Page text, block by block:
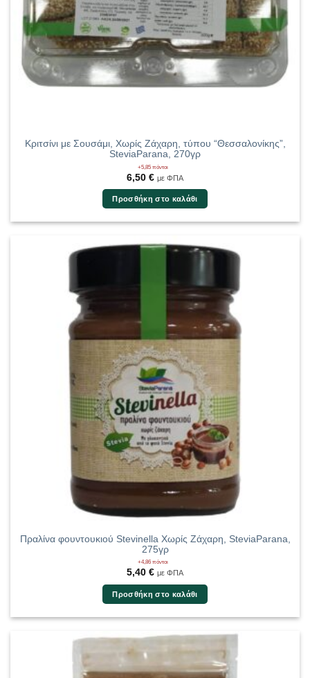
Κριτσίνι με Σουσάμι, Χωρίς Ζάχαρη, τύπου “Θεσσαλονίκης”,
SteviaParana, 270γρ
+5,85 πόντοι
6,50 € με ΦΠΑ
Προσθήκη στο καλάθι
Πραλίνα φουντουκιού Stevinella Χωρίς Ζάχαρη, SteviaParana,
275γρ
+4,86 πόντοι
5,40 € με ΦΠΑ
Προσθήκη στο καλάθι